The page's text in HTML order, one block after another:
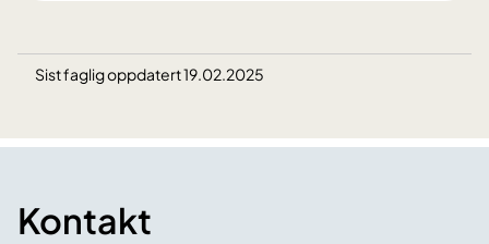
Sist faglig oppdatert 19.02.2025
Kontakt